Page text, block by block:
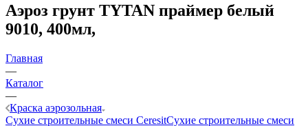
Аэроз грунт TYTAN праймер белый
9010, 400мл,
Главная
—
Каталог
—
Краска аэрозольная
Сухие строительные смеси CeresitСухие строительные смеси